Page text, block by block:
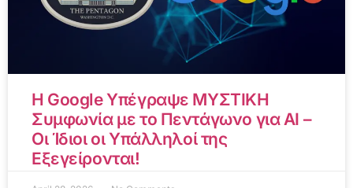
Η Google Υπέγραψε ΜΥΣΤΙΚΗ
Συμφωνία με το Πεντάγωνο για AI –
Οι Ίδιοι οι Υπάλληλοί της
Εξεγείρονται!